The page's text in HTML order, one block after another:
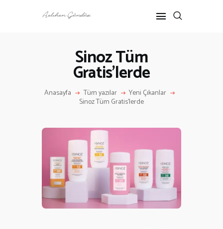
Sinoz Tüm
Gratis’lerde
Anasayfa Tüm yazılar Yeni Çıkanlar
Sinoz Tüm Gratis’lerde
ANASAYFA
ANNE-ÇOCUK
HAKKIMDA
İLETIŞIM